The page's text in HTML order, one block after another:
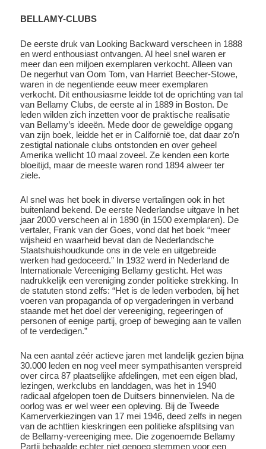
BELLAMY-CLUBS
De eerste druk van Looking Backward verscheen in 1888
en werd enthousiast ontvangen. Al heel snel waren er
meer dan een miljoen exemplaren verkocht. Alleen van
De negerhut van Oom Tom, van Harriet Beecher-Stowe,
waren in de negentiende eeuw meer exemplaren
verkocht. Dit enthousiasme leidde tot de oprichting van tal
van Bellamy Clubs, de eerste al in 1889 in Boston. De
leden wilden zich inzetten voor de praktische realisatie
van Bellamy’s ideeën. Mede door de geweldige opgang
van zijn boek, leidde het er in Californië toe, dat daar zo’n
zestigtal nationale clubs ontstonden en over geheel
Amerika wellicht 10 maal zoveel. Ze kenden een korte
bloeitijd, maar de meeste waren rond 1894 alweer ter
ziele.
Al snel was het boek in diverse vertalingen ook in het
buitenland bekend. De eerste Nederlandse uitgave In het
jaar 2000 verscheen al in 1890 (in 1500 exemplaren). De
vertaler, Frank van der Goes, vond dat het boek “meer
wijsheid en waarheid bevat dan de Nederlandsche
Staatshuishoudkunde ons in de vele en uitgebreide
werken had gedoceerd.” In 1932 werd in Nederland de
Internationale Vereeniging Bellamy gesticht. Het was
nadrukkelijk een vereniging zonder politieke strekking. In
de statuten stond zelfs: “Het is de leden verboden, bij het
voeren van propaganda of op vergaderingen in verband
staande met het doel der vereeniging, regeeringen of
personen of eenige partij, groep of beweging aan te vallen
of te verdedigen.”
Na een aantal zéér actieve jaren met landelijk gezien bijna
30.000 leden en nog veel meer sympathisanten verspreid
over circa 87 plaatselijke afdelingen, met een eigen blad,
lezingen, werkclubs en landdagen, was het in 1940
radicaal afgelopen toen de Duitsers binnenvielen. Na de
oorlog was er wel weer een opleving. Bij de Tweede
Kamerverkiezingen van 17 mei 1946, deed zelfs in negen
van de achttien kieskringen een politieke afsplitsing van
de Bellamy-vereeniging mee. Die zogenoemde Bellamy
Partij behaalde echter niet genoeg stemmen voor een